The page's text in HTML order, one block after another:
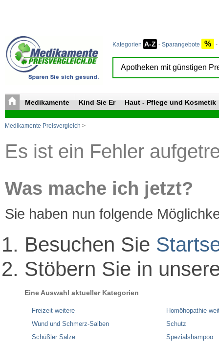
Kategorien A-Z - Sparangebote % -
Medikamente Kind Sie Er Haut - Pflege und Kosmetik
Medikamente Preisvergleich >
Es ist ein Fehler
Was mache ich jetzt?
Sie haben nun folgende
Besuchen Sie
Stöbern Sie in
Eine Auswahl aktueller Kategorien
Freizeit weitere
Wund und Schmerz-Salben
Schüßler Salze
Homöhopathie
Schutz
Spezialshampoo